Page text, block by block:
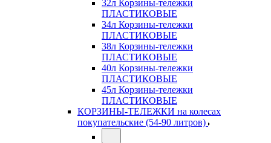
32л Корзины-тележки
ПЛАСТИКОВЫЕ
34л Корзины-тележки
ПЛАСТИКОВЫЕ
38л Корзины-тележки
ПЛАСТИКОВЫЕ
40л Корзины-тележки
ПЛАСТИКОВЫЕ
45л Корзины-тележки
ПЛАСТИКОВЫЕ
КОРЗИНЫ-ТЕЛЕЖКИ на колесах
покупательские (54-90 литров)